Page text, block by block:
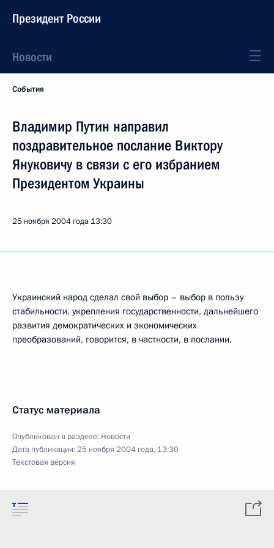
Президент России
Новости
События
Владимир Путин направил
поздравительное послание Виктору
Януковичу в связи с его избранием
Президентом Украины
25 ноября 2004 года 13:30
Украинский народ сделал свой выбор – выбор в пользу
стабильности, укрепления государственности, дальнейшего
развития демократических и экономических
преобразований, говорится, в частности, в послании.
Статус материала
Опубликован в разделе: Новости
Дата публикации:25 ноября 2004 года, 13:30
Текстовая версия